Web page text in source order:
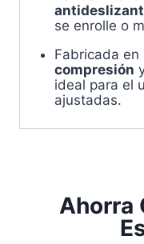
se enrolle o
Fabricada en
compresión
ideal para el
ajustadas.
Ahorra